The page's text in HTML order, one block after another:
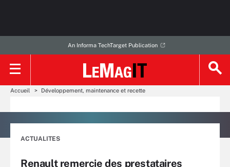
An Informa TechTarget Publication
Accueil Développement, maintenance et recette
ACTUALITES
Renault remercie des prestataires